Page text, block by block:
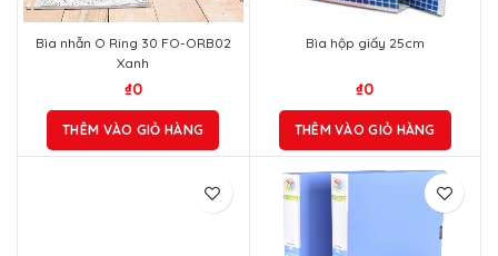
Bìa nhẫn O Ring 30 FO-ORB02
Xanh
₫0
THÊM VÀO GIỎ HÀNG
Bìa hộp giấy 25cm
₫0
THÊM VÀO GIỎ HÀNG